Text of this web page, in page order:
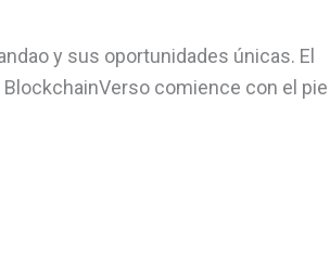
y sus oportunidades únicas. El
comience con el pie